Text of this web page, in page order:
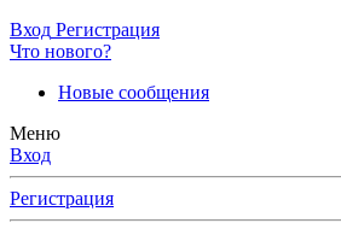
Вход Регистрация
Что нового?
Новые сообщения
Меню
Вход
Регистрация